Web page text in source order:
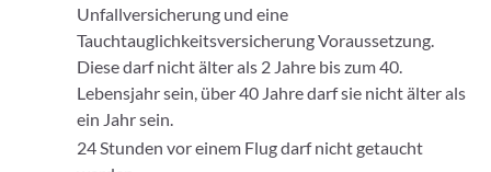
Unfallversicherung und eine
Tauchtauglichkeitsversicherung Voraussetzung.
Diese darf nicht älter als 2 Jahre bis zum 40.
Lebensjahr sein, über 40 Jahre darf sie nicht älter als
ein Jahr sein.
24 Stunden vor einem Flug darf nicht getaucht